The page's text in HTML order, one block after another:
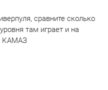
сравните сколько
там играет и на
КАМАЗ